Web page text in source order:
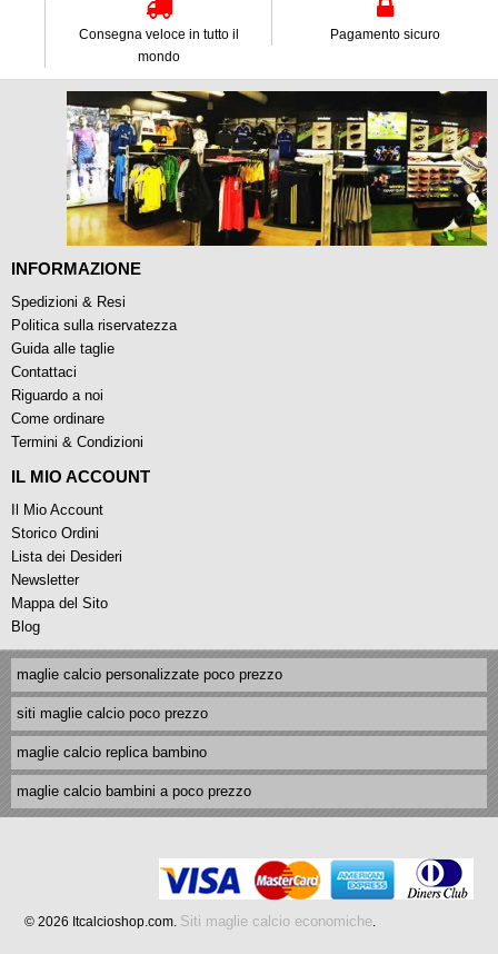
Consegna veloce in tutto il
mondo
Pagamento sicuro
INFORMAZIONE
Spedizioni & Resi
Politica sulla riservatezza
Guida alle taglie
Contattaci
Riguardo a noi
Come ordinare
Termini & Condizioni
IL MIO ACCOUNT
Il Mio Account
Storico Ordini
Lista dei Desideri
Newsletter
Mappa del Sito
Blog
maglie calcio personalizzate poco prezzo
siti maglie calcio poco prezzo
maglie calcio replica bambino
maglie calcio bambini a poco prezzo
© 2026 Itcalcioshop.com. Siti maglie calcio economiche.